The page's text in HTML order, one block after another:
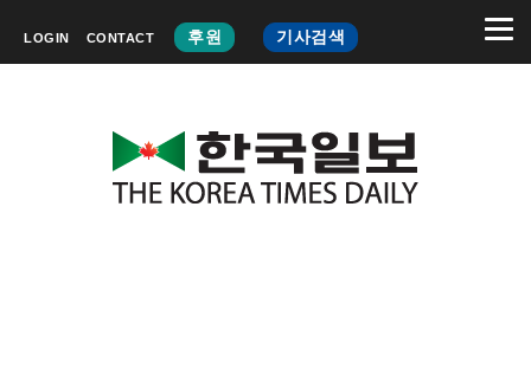
LOGIN CONTACT 후원 기사검색